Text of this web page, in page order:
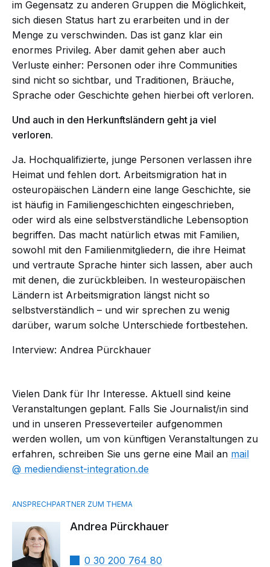
im Gegensatz zu anderen Gruppen die Möglichkeit,
sich diesen Status hart zu erarbeiten und in der
Menge zu verschwinden. Das ist ganz klar ein
enormes Privileg. Aber damit gehen aber auch
Verluste einher: Personen oder ihre Communities
sind nicht so sichtbar, und Traditionen, Bräuche,
Sprache oder Geschichte gehen hierbei oft verloren.
Und auch in den Herkunftsländern geht ja viel
verloren.
Ja. Hochqualifizierte, junge Personen verlassen ihre
Heimat und fehlen dort. Arbeitsmigration hat in
osteuropäischen Ländern eine lange Geschichte, sie
ist häufig in Familiengeschichten eingeschrieben,
oder wird als eine selbstverständliche Lebensoption
begriffen. Das macht natürlich etwas mit Familien,
sowohl mit den Familienmitgliedern, die ihre Heimat
und vertraute Sprache hinter sich lassen, aber auch
mit denen, die zurückbleiben. In westeuropäischen
Ländern ist Arbeitsmigration längst nicht so
selbstverständlich – und wir sprechen zu wenig
darüber, warum solche Unterschiede fortbestehen.
Interview: Andrea Pürckhauer
Vielen Dank für Ihr Interesse. Aktuell sind keine
Veranstaltungen geplant. Falls Sie Journalist/in sind
und in unseren Presseverteiler aufgenommen
werden wollen, um von künftigen Veranstaltungen zu
erfahren, schreiben Sie uns gerne eine Mail an mail​
mediendienst-integration.de
Andrea Pürckhauer
0 30 200 764 80